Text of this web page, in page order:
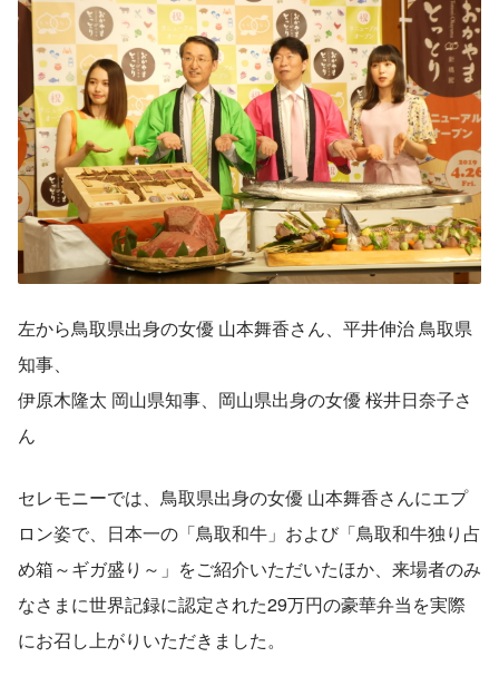
左から鳥取県出身の女優 山本舞香さん、平井伸治 鳥取県
知事、
伊原木隆太 岡山県知事、岡山県出身の女優 桜井日奈子さ
ん
セレモニーでは、鳥取県出身の女優 山本舞香さんにエプ
ロン姿で、日本一の「鳥取和牛」および「鳥取和牛独り占
め箱～ギガ盛り～」をご紹介いただいたほか、来場者のみ
なさまに世界記録に認定された29万円の豪華弁当を実際
にお召し上がりいただきました。